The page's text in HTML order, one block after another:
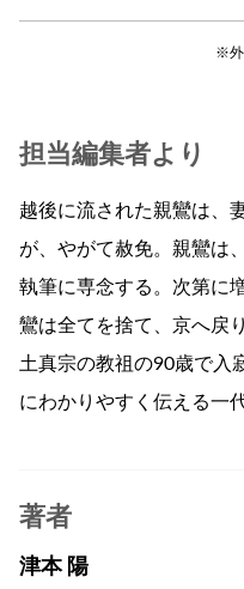
※外
担当編集者より
越後に流された親鸞は、
が、やがて赦免。親鸞は
執筆に専念する。次第に
鸞は全てを捨て、京へ戻
土真宗の教祖の90歳で入
にわかりやすく伝える一
著者
津本 陽